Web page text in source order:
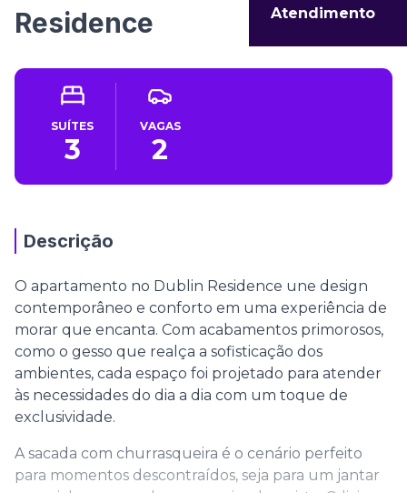
Atendimento
Residence
SUÍTES
3
VAGAS
2
Descrição
O apartamento no Dublin Residence une design
contemporâneo e conforto em uma experiência de
morar que encanta. Com acabamentos primorosos,
como o gesso que realça a sofisticação dos
ambientes, cada espaço foi projetado para atender
às necessidades do dia a dia com um toque de
exclusividade.
A sacada com churrasqueira é o cenário perfeito
para momentos descontraídos, seja para um jantar